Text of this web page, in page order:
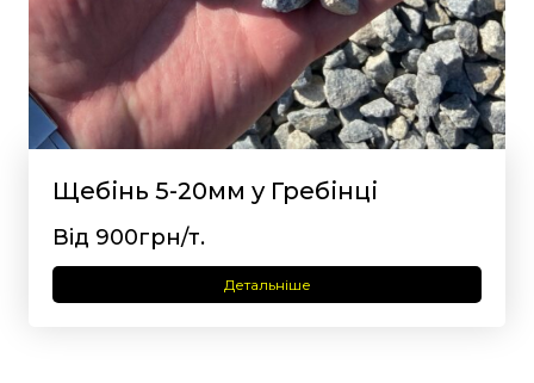
Щебінь 5-20мм у Гребінці
Від 900грн/т.
Детальніше